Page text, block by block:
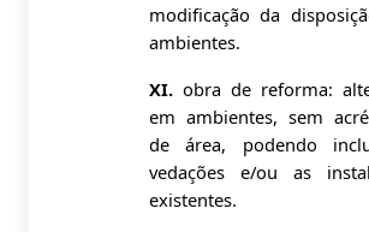
modificação da
ambientes.
XI.obra de reforma:
em ambientes, sem
de área, podendo
vedações e/ou as
existentes.